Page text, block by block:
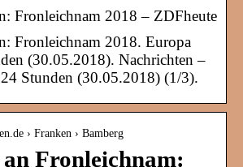
Fronleichnam 2018 – ZDFheute
Fronleichnam 2018. Europa
(30.05.2018). Nachrichten –
Stunden (30.05.2018) (1/3).
› Franken › Bamberg
Fronleichnam: